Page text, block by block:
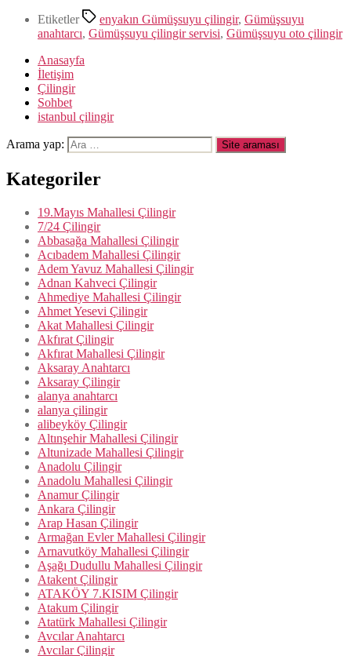
Etiketler enyakın Gümüşsuyu çilingir, Gümüşsuyu
anahtarcı, Gümüşsuyu çilingir servisi, Gümüşsuyu oto çilingir
Anasayfa
İletişim
Çilingir
Sohbet
istanbul çilingir
Arama yap:
Kategoriler
19.Mayıs Mahallesi Çilingir
7/24 Çilingir
Abbasağa Mahallesi Çilingir
Acıbadem Mahallesi Çilingir
Adem Yavuz Mahallesi Çilingir
Adnan Kahveci Çilingir
Ahmediye Mahallesi Çilingir
Ahmet Yesevi Çilingir
Akat Mahallesi Çilingir
Akfırat Çilingir
Akfırat Mahallesi Çilingir
Aksaray Anahtarcı
Aksaray Çilingir
alanya anahtarcı
alanya çilingir
alibeyköy Çilingir
Altınşehir Mahallesi Çilingir
Altunizade Mahallesi Çilingir
Anadolu Çilingir
Anadolu Mahallesi Çilingir
Anamur Çilingir
Ankara Çilingir
Arap Hasan Çilingir
Armağan Evler Mahallesi Çilingir
Arnavutköy Mahallesi Çilingir
Aşağı Dudullu Mahallesi Çilingir
Atakent Çilingir
ATAKÖY 7.KISIM Çilingir
Atakum Çilingir
Atatürk Mahallesi Çilingir
Avcılar Anahtarcı
Avcılar Çilingir